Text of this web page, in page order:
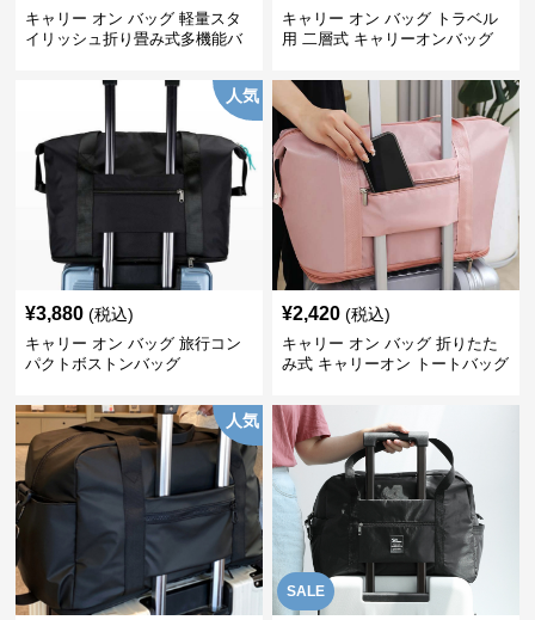
キャリー オン バッグ 軽量スタ
イリッシュ折り畳み式多機能バ
キャリー オン バッグ トラベル
用 二層式 キャリーオンバッグ
人気
¥3,880 (税込)
キャリー オン バッグ 旅行コン
パクトボストンバッグ
¥2,420 (税込)
キャリー オン バッグ 折りたた
み式 キャリーオン トートバッグ
人気
SALE